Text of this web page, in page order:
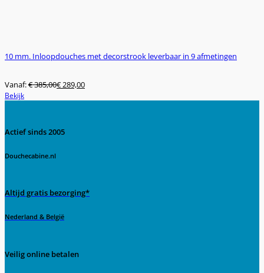
10 mm. Inloopdouches met decorstrook leverbaar in 9 afmetingen
Vanaf:€385,00€ 289,00
BekijkDit
variaties.
optie
worden
op
productpagina
Actief sinds 2005
Douchecabine.nl
Altijd gratis bezorging*
Nederland & België
Veilig online betalen